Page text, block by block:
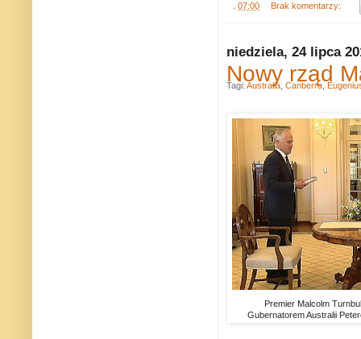
07:00 Brak komentarzy:
niedziela, 24 lipca
Nowy rząd
Premier Malcolm
Gubernatorem Australii
Tagi: Australia Canberra